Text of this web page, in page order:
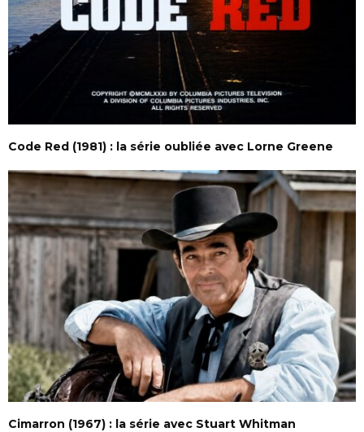
Code Red (1981) : la série oubliée avec Lorne Greene
Cimarron (1967) : la série avec Stuart Whitman